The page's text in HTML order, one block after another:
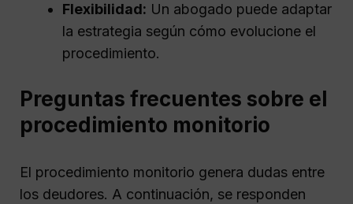
Flexibilidad: Un abogado puede adaptar
la estrategia según cómo evolucione el
procedimiento.
Preguntas frecuentes sobre el
procedimiento monitorio
El procedimiento monitorio genera dudas entre
los deudores. A continuación, se responden